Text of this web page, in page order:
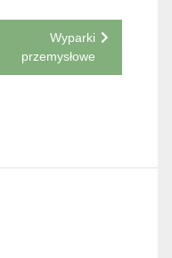
Wyparki
przemysłowe